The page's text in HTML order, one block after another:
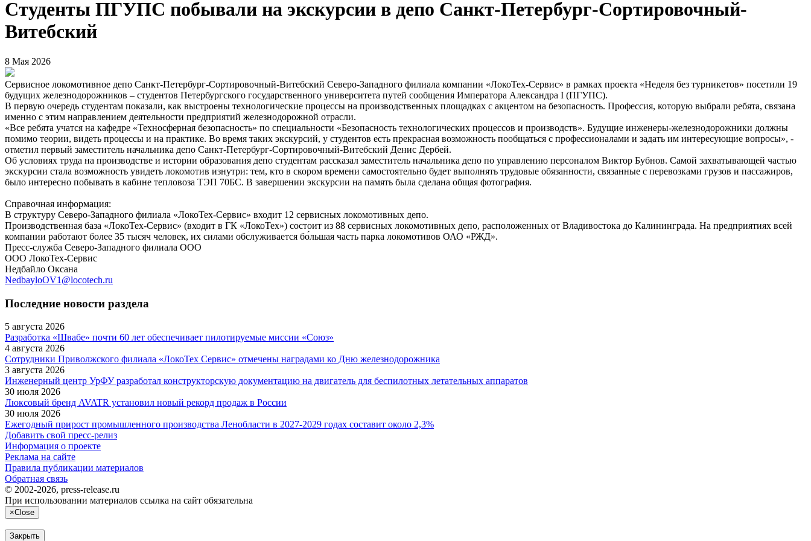
Студенты ПГУПС побывали на экскурсии в депо Санкт-Петербург-Сортировочный-
Витебский
8 Мая 2026
Сервисное локомотивное депо Санкт-Петербург-Сортировочный-Витебский Северо-Западного филиала компании «ЛокоТех-Сервис» в рамках проекта «Неделя без турникетов» посетили 19
будущих железнодорожников – студентов Петербургского государственного университета путей сообщения Императора Александра I (ПГУПС).
В первую очередь студентам показали, как выстроены технологические процессы на производственных площадках с акцентом на безопасность. Профессия, которую выбрали ребята, связана
именно с этим направлением деятельности предприятий железнодорожной отрасли.
«Все ребята учатся на кафедре «Техносферная безопасность» по специальности «Безопасность технологических процессов и производств». Будущие инженеры-железнодорожники должны
помимо теории, видеть процессы и на практике. Во время таких экскурсий, у студентов есть прекрасная возможность пообщаться с профессионалами и задать им интересующие вопросы», -
отметил первый заместитель начальника депо Санкт-Петербург-Сортировочный-Витебский Денис Дербей.
Об условиях труда на производстве и истории образования депо студентам рассказал заместитель начальника депо по управлению персоналом Виктор Бубнов. Самой захватывающей частью
экскурсии стала возможность увидеть локомотив изнутри: тем, кто в скором времени самостоятельно будет выполнять трудовые обязанности, связанные с перевозками грузов и пассажиров,
было интересно побывать в кабине тепловоза ТЭП 70БС. В завершении экскурсии на память была сделана общая фотография.
Справочная информация:
В структуру Северо-Западного филиала «ЛокоТех-Сервис» входит 12 сервисных локомотивных депо.
Производственная база «ЛокоТех-Сервис» (входит в ГК «ЛокоТех») состоит из 88 сервисных локомотивных депо, расположенных от Владивостока до Калининграда. На предприятиях всей
компании работают более 35 тысяч человек, их силами обслуживается бо́льшая часть парка локомотивов ОАО «РЖД».
Пресс-служба Северо-Западного филиала ООО
ООО ЛокоТех-Сервис
Недбайло Оксана
NedbayloOV1@locotech.ru
Последние новости раздела
5 августа 2026
Разработка «Швабе» почти 60 лет обеспечивает пилотируемые миссии «Союз»
4 августа 2026
Сотрудники Приволжского филиала «ЛокоТех Сервис» отмечены наградами ко Дню железнодорожника
3 августа 2026
Инженерный центр УрФУ разработал конструкторскую документацию на двигатель для беспилотных летательных аппаратов
30 июля 2026
Люксовый бренд AVATR установил новый рекорд продаж в России
30 июля 2026
Ежегодный прирост промышленного производства Ленобласти в 2027-2029 годах составит около 2,3%
Добавить свой пресс-релиз
Информация о проекте
Реклама на сайте
Правила публикации материалов
Обратная связь
© 2002-2026, press-release.ru
При использовании материалов ссылка на сайт обязательна
×Close
Закрыть